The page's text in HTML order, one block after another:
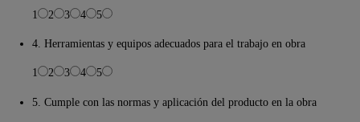
1 2 3 4 5
4. Herramientas y equipos adecuados para el trabajo en obra
1 2 3 4 5
5. Cumple con las normas y aplicación del producto en la obra